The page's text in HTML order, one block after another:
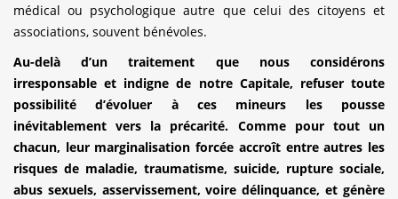
médical ou psychologique autre que celui des citoyens et
associations, souvent bénévoles.
Au-delà d’un traitement que nous considérons
irresponsable et indigne de notre Capitale, refuser toute
possibilité d’évoluer à ces mineurs les pousse
inévitablement vers la précarité. Comme pour tout un
chacun, leur marginalisation forcée accroît entre autres les
risques de maladie, traumatisme, suicide, rupture sociale,
abus sexuels, asservissement, voire délinquance, et génère